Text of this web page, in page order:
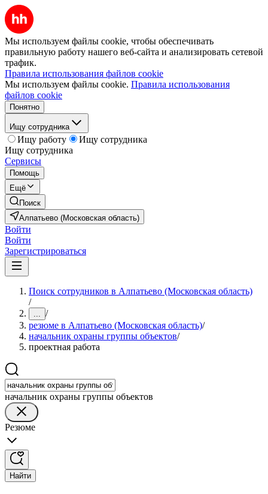
Мы используем файлы cookie, чтобы обеспечивать
правильную работу нашего веб-сайта и анализировать сетевой
трафик.
Правила использования файлов cookie
Мы используем файлы cookie. Правила использования
файлов cookie
Понятно
Ищу сотрудника
Ищу работу
Ищу сотрудника
Ищу сотрудника
Сервисы
Помощь
Ещё
Поиск
Алпатьево (Московская область)
Войти
Войти
Зарегистрироваться
Поиск сотрудников в Алпатьево (Московская область)
/
... /
резюме в Алпатьево (Московская область)/
начальник охраны группы объектов/
проектная работа
начальник охраны группы объектов
Резюме
Найти